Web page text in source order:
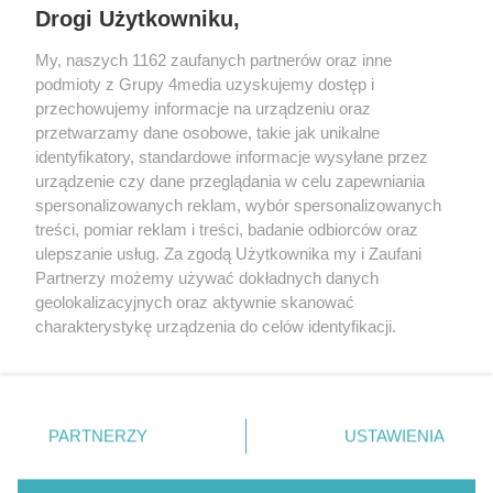
Redakcja Reklama Prywatność
Praca Łódź
the:protocol
Facebook.com
Youtube.com
Drogi Użytkowniku,
My, naszych 1162 zaufanych partnerów oraz inne
podmioty z Grupy 4media uzyskujemy dostęp i
przechowujemy informacje na urządzeniu oraz
przetwarzamy dane osobowe, takie jak unikalne
identyfikatory, standardowe informacje wysyłane przez
urządzenie czy dane przeglądania w celu zapewniania
spersonalizowanych reklam, wybór spersonalizowanych
treści, pomiar reklam i treści, badanie odbiorców oraz
ulepszanie usług. Za zgodą Użytkownika my i Zaufani
Partnerzy możemy używać dokładnych danych
geolokalizacyjnych oraz aktywnie skanować
charakterystykę urządzenia do celów identyfikacji.
zmienić/wycofać klikając przycisk ustawień prywatności
znajdujący się w lewym dolnym rogu strony
. Niektóre
PARTNERZY USTAWIENIA